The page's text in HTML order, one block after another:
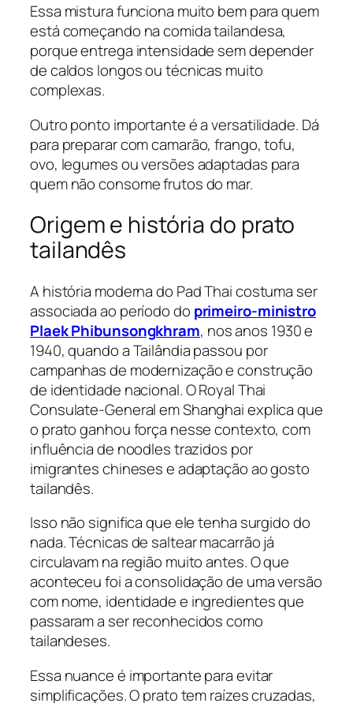
Essa mistura funciona muito bem para quem
está começando na comida tailandesa,
porque entrega intensidade sem depender
de caldos longos ou técnicas muito
complexas.
Outro ponto importante é a versatilidade. Dá
para preparar com camarão, frango, tofu,
ovo, legumes ou versões adaptadas para
quem não consome frutos do mar.
Origem e história do prato
tailandês
A história moderna do Pad Thai costuma ser
associada ao período do primeiro-ministro
Plaek Phibunsongkhram, nos anos 1930 e
1940, quando a Tailândia passou por
campanhas de modernização e construção
de identidade nacional. O Royal Thai
Consulate-General em Shanghai explica que
o prato ganhou força nesse contexto, com
influência de noodles trazidos por
imigrantes chineses e adaptação ao gosto
tailandês.
Isso não significa que ele tenha surgido do
nada. Técnicas de saltear macarrão já
circulavam na região muito antes. O que
aconteceu foi a consolidação de uma versão
com nome, identidade e ingredientes que
passaram a ser reconhecidos como
tailandeses.
Essa nuance é importante para evitar
simplificações. O prato tem raízes cruzadas,